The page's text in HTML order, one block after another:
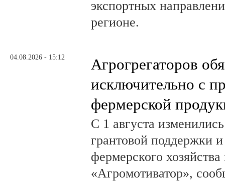
экспортных
регионе.
04.08.2026 - 15:12
Агрогрегаторов
исключительно с
фермерской
С 1 августа
грантовой поддержки
фермерского хозяйства
«Агромотиватор»,